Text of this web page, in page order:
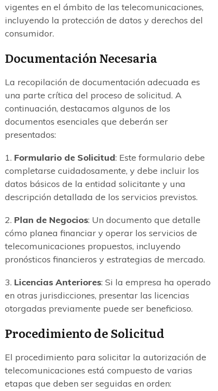
vigentes en el ámbito de las telecomunicaciones,
incluyendo la protección de datos y derechos del
consumidor.
Documentación Necesaria
La recopilación de documentación adecuada es
una parte crítica del proceso de solicitud. A
continuación, destacamos algunos de los
documentos esenciales que deberán ser
presentados:
1. Formulario de Solicitud: Este formulario debe
completarse cuidadosamente, y debe incluir los
datos básicos de la entidad solicitante y una
descripción detallada de los servicios previstos.
2. Plan de Negocios: Un documento que detalle
cómo planea financiar y operar los servicios de
telecomunicaciones propuestos, incluyendo
pronósticos financieros y estrategias de mercado.
3. Licencias Anteriores: Si la empresa ha operado
en otras jurisdicciones, presentar las licencias
otorgadas previamente puede ser beneficioso.
Procedimiento de Solicitud
El procedimiento para solicitar la autorización de
telecomunicaciones está compuesto de varias
etapas que deben ser seguidas en orden: